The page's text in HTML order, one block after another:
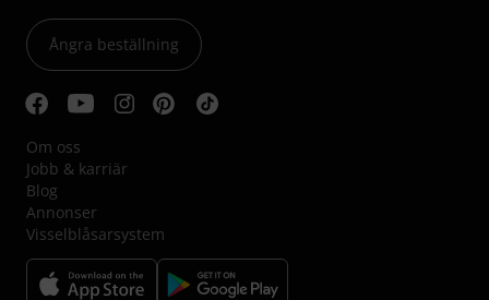
Ångra beställning
Om oss
Jobb & karriär
Blog
Annonser
Visselblåsarsystem